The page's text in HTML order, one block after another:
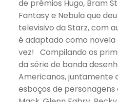
de prémios Hugo, Bram
Fantasy e Nebula que
televisivo da Starz, com
é adaptado como
vez! Compilando os
da série de banda
Americanos, juntamente
esboços de personagens